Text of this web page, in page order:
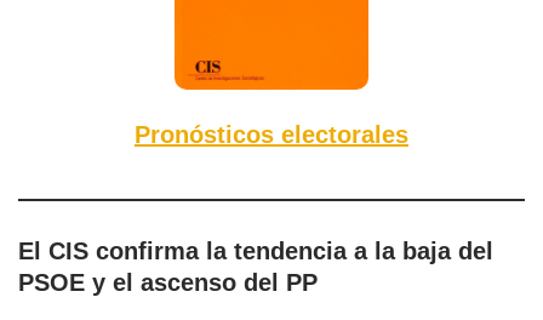
Pronósticos electorales
El CIS confirma la tendencia a la baja del
PSOE y el ascenso del PP